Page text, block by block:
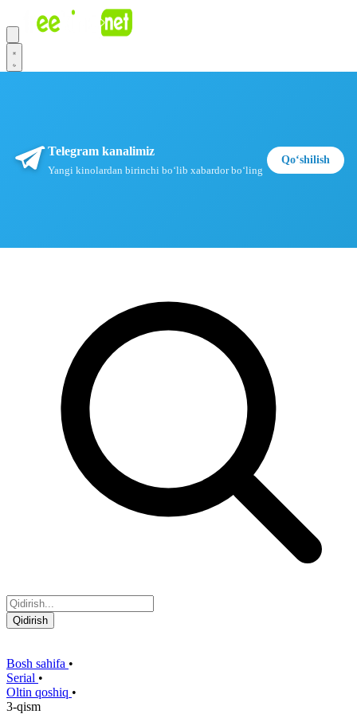
Qidirish
Bosh sahifa •
Serial •
Oltin qoshiq •
3-qism
Telegram kanalimiz
Yangi kinolardan birinchi boʻlib xabardor boʻling
Qoʻshilish